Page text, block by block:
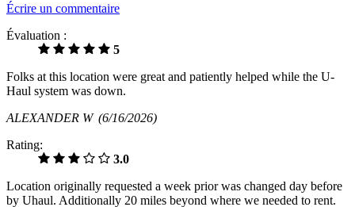
Écrire un commentaire
Évaluation :
5
Folks at this location were great and patiently helped while the U-
Haul system was down.
ALEXANDER W (6/16/2026)
Rating:
3.0
Location originally requested a week prior was changed day before
by Uhaul. Additionally 20 miles beyond where we needed to rent.